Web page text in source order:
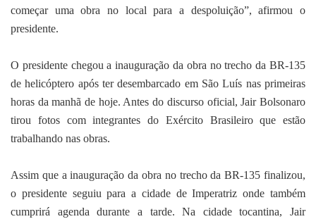
começar uma obra no local para a despoluição”, afirmou o
presidente.
O presidente chegou a inauguração da obra no trecho da BR-135
de helicóptero após ter desembarcado em São Luís nas primeiras
horas da manhã de hoje. Antes do discurso oficial, Jair Bolsonaro
tirou fotos com integrantes do Exército Brasileiro que estão
trabalhando nas obras.
Assim que a inauguração da obra no trecho da BR-135 finalizou,
o presidente seguiu para a cidade de Imperatriz onde também
cumprirá agenda durante a tarde. Na cidade tocantina, Jair